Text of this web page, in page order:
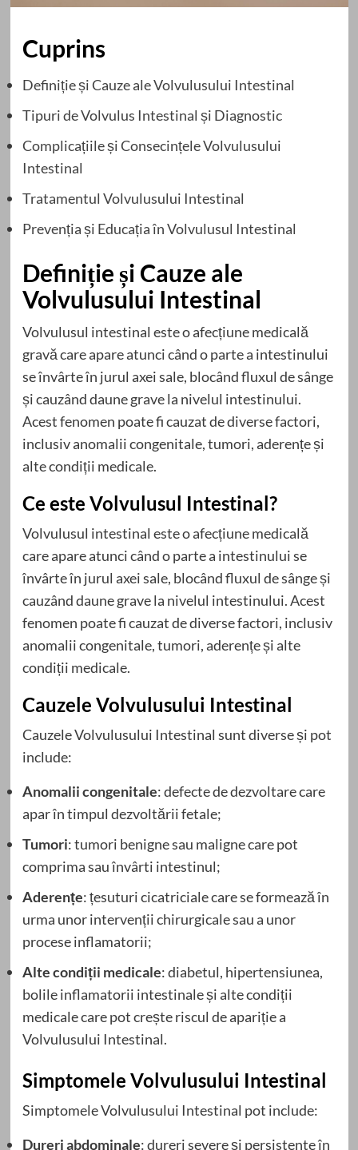
Cuprins
Definiție și Cauze ale Volvulusului Intestinal
Tipuri de Volvulus Intestinal și Diagnostic
Complicațiile și Consecințele Volvulusului
Intestinal
Tratamentul Volvulusului Intestinal
Prevenția și Educația în Volvulusul Intestinal
Definiție și Cauze ale
Volvulusului Intestinal
Volvulusul intestinal este o afecțiune medicală
gravă care apare atunci când o parte a intestinului
se învârte în jurul axei sale, blocând fluxul de sânge
și cauzând daune grave la nivelul intestinului.
Acest fenomen poate fi cauzat de diverse factori,
inclusiv anomalii congenitale, tumori, aderențe și
alte condiții medicale.
Ce este Volvulusul Intestinal?
Volvulusul intestinal este o afecțiune medicală
care apare atunci când o parte a intestinului se
învârte în jurul axei sale, blocând fluxul de sânge și
cauzând daune grave la nivelul intestinului. Acest
fenomen poate fi cauzat de diverse factori, inclusiv
anomalii congenitale, tumori, aderențe și alte
condiții medicale.
Cauzele Volvulusului Intestinal
Cauzele Volvulusului Intestinal sunt diverse și pot
include:
Anomalii congenitale: defecte de dezvoltare care
apar în timpul dezvoltării fetale;
Tumori: tumori benigne sau maligne care pot
comprima sau învârti intestinul;
Aderențe: țesuturi cicatriciale care se formează în
urma unor intervenții chirurgicale sau a unor
procese inflamatorii;
Alte condiții medicale: diabetul, hipertensiunea,
bolile inflamatorii intestinale și alte condiții
medicale care pot crește riscul de apariție a
Volvulusului Intestinal.
Simptomele Volvulusului Intestinal
Simptomele Volvulusului Intestinal pot include:
Dureri abdominale: dureri severe și persistente în